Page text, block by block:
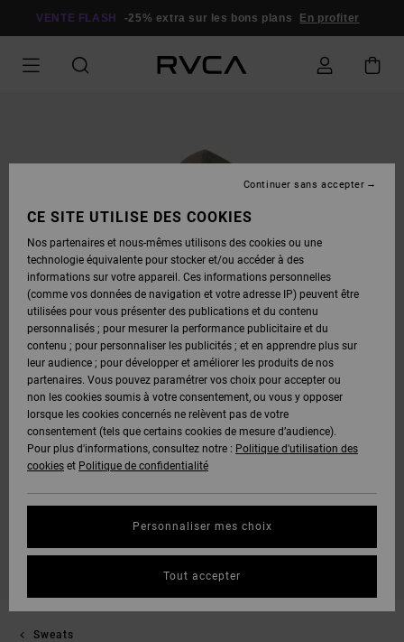
VENTE FLASH -25% extra sur les bons plans En profiter
Sweats
CE SITE UTILISE DES COOKIES
Nos partenaires et nous-mêmes utilisons des cookies ou une
technologie équivalente pour stocker et/ou accéder à des
informations sur votre appareil. Ces informations personnelles
(comme vos données de navigation et votre adresse IP) peuvent être
utilisées pour vous présenter des publications et du contenu
personnalisés ; pour mesurer la performance publicitaire et du
contenu ; pour personnaliser les publicités ; et en apprendre plus sur
leur audience ; pour développer et améliorer les produits de nos
partenaires. Vous pouvez paramétrer vos choix pour accepter ou
non les cookies soumis à votre consentement, ou vous y opposer
lorsque les cookies concernés ne relèvent pas de votre
consentement (tels que certains cookies de mesure d’audience).
Pour plus d'informations, consultez notre : Politique d'utilisation des
cookies et Politique de confidentialité
Personnaliser mes choix
Continuer sans accepter
Tout accepter